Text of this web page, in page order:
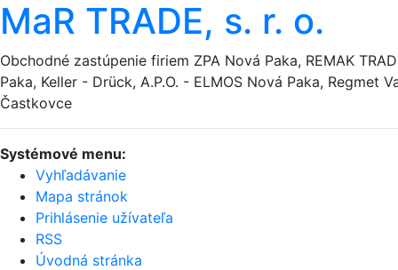
MaR TRADE, s. r. o.
Obchodné zastúpenie firiem ZPA Nová Paka, REMAK
Paka, Keller - Drück, A.P.O. - ELMOS Nová Paka, Regmet
Častkovce
Systémové menu:
Vyhľadávanie
Mapa stránok
Prihlásenie užívateľa
RSS
Úvodná stránka